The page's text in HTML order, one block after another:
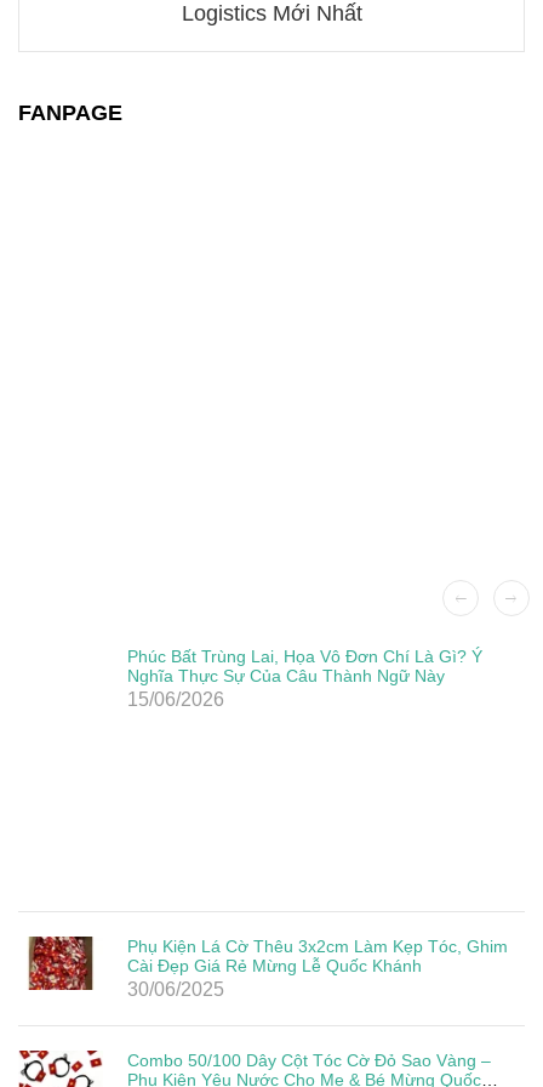
Logistics Mới Nhất
FANPAGE
Phúc Bất Trùng Lai, Họa Vô Đơn Chí Là Gì? Ý
Nghĩa Thực Sự Của Câu Thành Ngữ Này
15/06/2026
Phụ Kiện Lá Cờ Thêu 3x2cm Làm Kẹp Tóc, Ghim
Cài Đẹp Giá Rẻ Mừng Lễ Quốc Khánh
30/06/2025
Combo 50/100 Dây Cột Tóc Cờ Đỏ Sao Vàng –
Phụ Kiện Yêu Nước Cho Mẹ & Bé Mừng Quốc